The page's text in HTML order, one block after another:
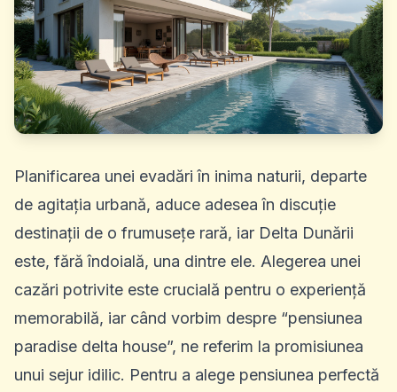
Planificarea unei evadări în inima naturii, departe
de agitația urbană, aduce adesea în discuție
destinații de o frumusețe rară, iar Delta Dunării
este, fără îndoială, una dintre ele. Alegerea unei
cazări potrivite este crucială pentru o experiență
memorabilă, iar când vorbim despre “pensiunea
paradise delta house”, ne referim la promisiunea
unui sejur idilic. Pentru a alege pensiunea perfectă